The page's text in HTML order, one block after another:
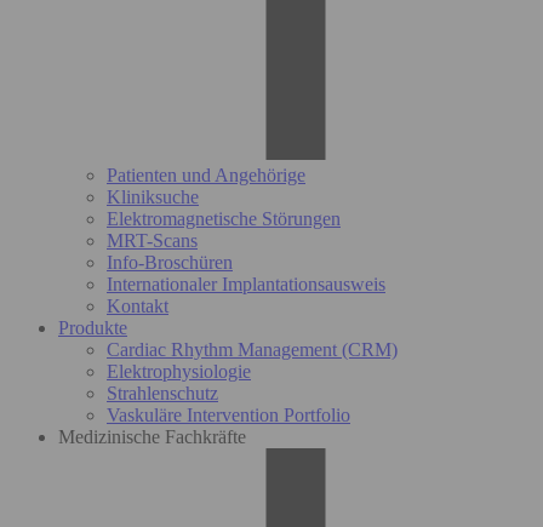
Patienten und Angehörige
Kliniksuche
Elektromagnetische Störungen
MRT-Scans
Info-Broschüren
Internationaler Implantationsausweis
Kontakt
Produkte
Cardiac Rhythm Management (CRM)
Elektrophysiologie
Strahlenschutz
Vaskuläre Intervention Portfolio
Medizinische Fachkräfte